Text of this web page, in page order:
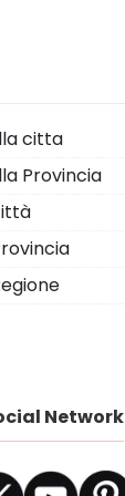
citta
Provincia
Network